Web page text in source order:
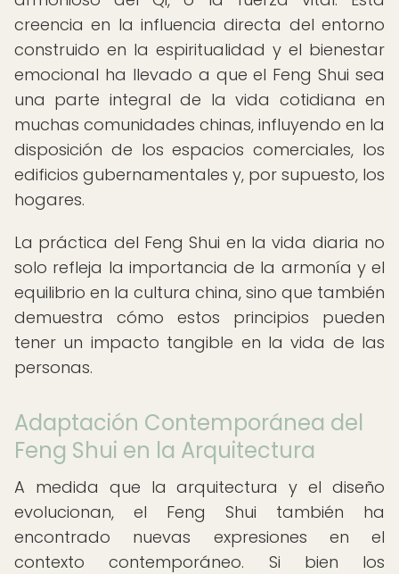
creencia en la influencia directa del entorno
construido en la espiritualidad y el bienestar
emocional ha llevado a que el Feng Shui sea
una parte integral de la vida cotidiana en
muchas comunidades chinas, influyendo en la
disposición de los espacios comerciales, los
edificios gubernamentales y, por supuesto, los
hogares.
La práctica del Feng Shui en la vida diaria no
solo refleja la importancia de la armonía y el
equilibrio en la cultura china, sino que también
demuestra cómo estos principios pueden
tener un impacto tangible en la vida de las
personas.
Adaptación Contemporánea del
Feng Shui en la Arquitectura
A medida que la arquitectura y el diseño
evolucionan, el Feng Shui también ha
encontrado nuevas expresiones en el
contexto contemporáneo. Si bien los